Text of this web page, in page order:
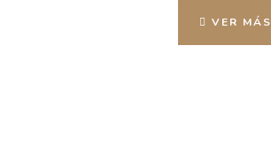
VER MÁS